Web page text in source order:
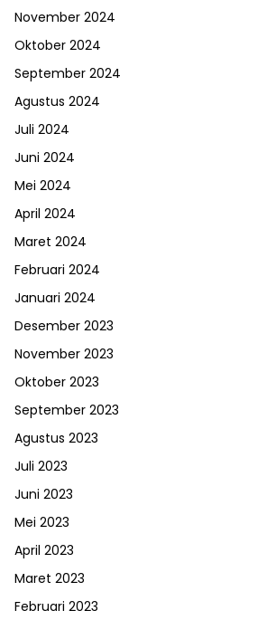
November 2024
Oktober 2024
September 2024
Agustus 2024
Juli 2024
Juni 2024
Mei 2024
April 2024
Maret 2024
Februari 2024
Januari 2024
Desember 2023
November 2023
Oktober 2023
September 2023
Agustus 2023
Juli 2023
Juni 2023
Mei 2023
April 2023
Maret 2023
Februari 2023